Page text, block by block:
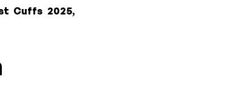
Cuffs 2025,